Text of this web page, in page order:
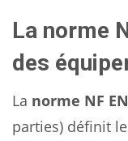
La norme
des
La norme NF
parties) définit